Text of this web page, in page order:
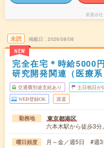
派遣会社
未読
NEW
掲載日 2026/08/08
完全在宅＊時給5000
研究開発関連（医療系
交通費別途支給あり 土日祝日が
WEB登録OK 派遣
勤務地 東京都港区
六本木駅から徒歩3
曜日頻度 月～金／週5日 #週3